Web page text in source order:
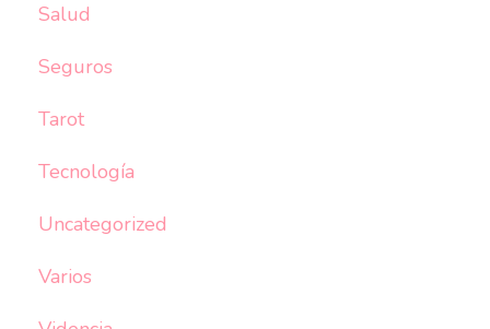
Salud
Seguros
Tarot
Tecnología
Uncategorized
Varios